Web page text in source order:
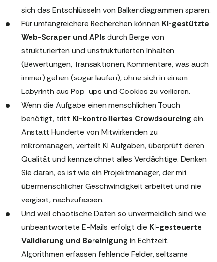
sich das Entschlüsseln von Balkendiagrammen sparen.
Für umfangreichere Recherchen können KI-gestützte
Web-Scraper und APIs durch Berge von
strukturierten und unstrukturierten Inhalten
(Bewertungen, Transaktionen, Kommentare, was auch
immer) gehen (sogar laufen), ohne sich in einem
Labyrinth aus Pop-ups und Cookies zu verlieren.
Wenn die Aufgabe einen menschlichen Touch
benötigt, tritt KI-kontrolliertes Crowdsourcing ein.
Anstatt Hunderte von Mitwirkenden zu
mikromanagen, verteilt KI Aufgaben, überprüft deren
Qualität und kennzeichnet alles Verdächtige. Denken
Sie daran, es ist wie ein Projektmanager, der mit
übermenschlicher Geschwindigkeit arbeitet und nie
vergisst, nachzufassen.
Und weil chaotische Daten so unvermeidlich sind wie
unbeantwortete E-Mails, erfolgt die KI-gesteuerte
Validierung und Bereinigung in Echtzeit.
Algorithmen erfassen fehlende Felder, seltsame